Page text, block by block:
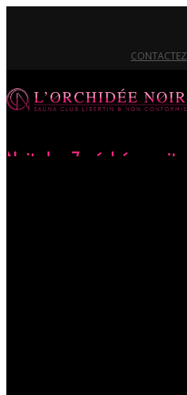
Nuit des 7 péchés
Ouvert 7/7 - Pour toutes